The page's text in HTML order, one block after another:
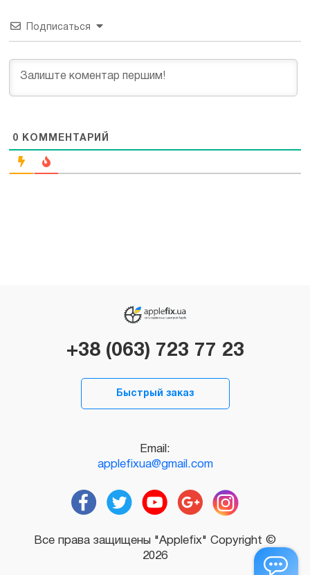
Подписаться
0 КОММЕНТАРИЙ
+38 (063) 723 77 23
Быстрый заказ
Email:
applefixua@gmail.com
Все права защищены "Applefix" Copyright ©
2026